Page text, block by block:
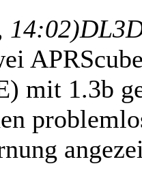
14:02)
mit 1.3b